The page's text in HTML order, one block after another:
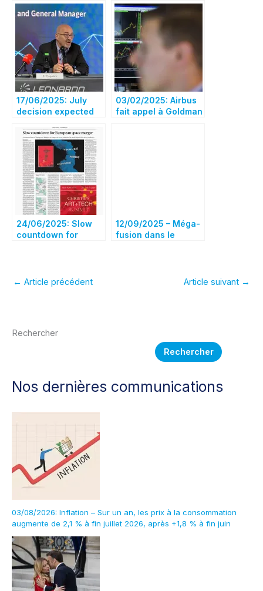
17/06/2025: July
decision expected
European space
companies
03/02/2025: Airbus
fait appel à Goldman
24/06/2025: Slow
countdown for
12/09/2025 – Méga-
fusion dans le
← Article précédent Article suivant →
Rechercher
Rechercher
Nos dernières communications
03/08/2026: Inflation – Sur un an, les prix à la consommation
augmente de 2,1 % à fin juillet 2026, après +1,8 % à fin juin